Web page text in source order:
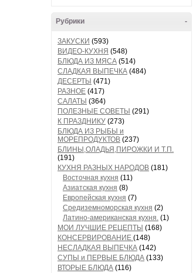
-
Рубрики
ЗАКУСКИ (593)
ВИДЕО-КУХНЯ (548)
БЛЮДА ИЗ МЯСА (514)
СЛАДКАЯ ВЫПЕЧКА (484)
ДЕСЕРТЫ (471)
РАЗНОЕ (417)
САЛАТЫ (364)
ПОЛЕЗНЫЕ СОВЕТЫ (291)
К ПРАЗДНИКУ (273)
БЛЮДА ИЗ РЫБЫ и
МОРЕПРОДУКТОВ (237)
БЛИНЫ,ОЛАДЬЯ,ПИРОЖКИ И Т.П.
(191)
КУХНЯ РАЗНЫХ НАРОДОВ (181)
Восточная кухня (11)
Азиатская кухня (8)
Европейская кухня (7)
Средиземноморская кухня (2)
Латино-американская кухня. (1)
МОИ ЛУЧШИЕ РЕЦЕПТЫ (168)
КОНСЕРВИРОВАНИЕ (148)
НЕСЛАДКАЯ ВЫПЕЧКА (142)
СУПЫ и ПЕРВЫЕ БЛЮДА (133)
ВТОРЫЕ БЛЮДА (116)